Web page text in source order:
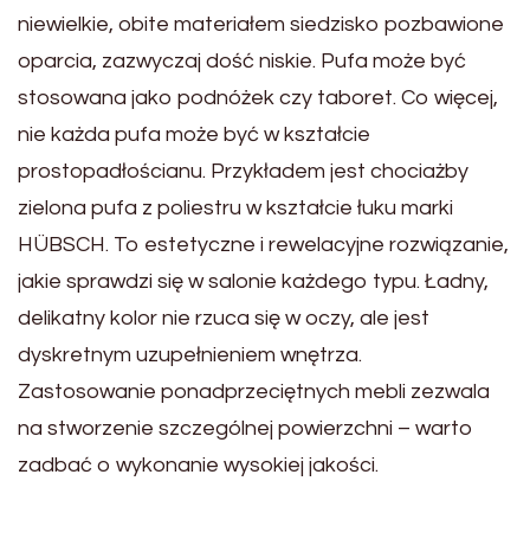
niewielkie, obite materiałem siedzisko pozbawione
oparcia, zazwyczaj dość niskie. Pufa może być
stosowana jako podnóżek czy taboret. Co więcej,
nie każda pufa może być w kształcie
prostopadłościanu. Przykładem jest chociażby
zielona pufa z poliestru w kształcie łuku marki
HÜBSCH. To estetyczne i rewelacyjne rozwiązanie,
jakie sprawdzi się w salonie każdego typu. Ładny,
delikatny kolor nie rzuca się w oczy, ale jest
dyskretnym uzupełnieniem wnętrza.
Zastosowanie ponadprzeciętnych mebli zezwala
na stworzenie szczególnej powierzchni – warto
zadbać o wykonanie wysokiej jakości.